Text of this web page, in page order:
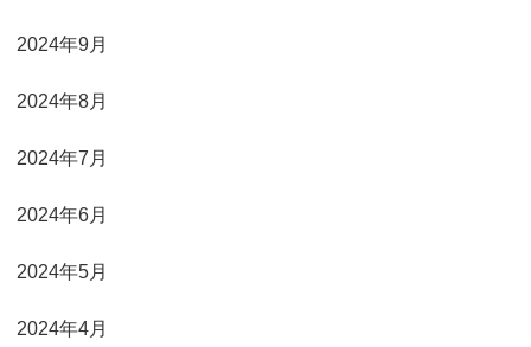
2024年9月
2024年8月
2024年7月
2024年6月
2024年5月
2024年4月